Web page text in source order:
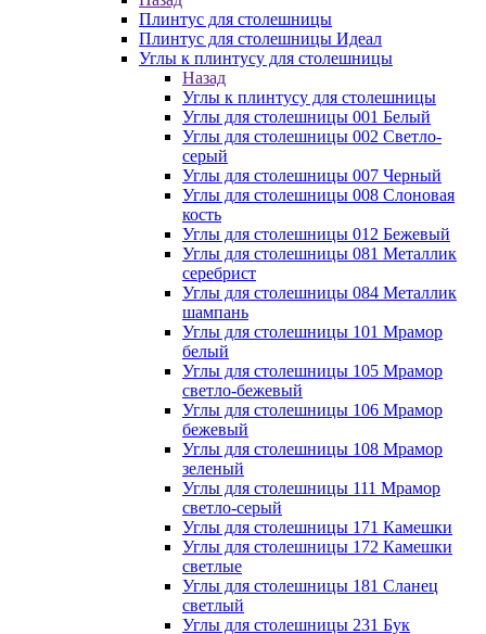
Плинтус для столешницы
Плинтус для столешницы Идеал
Углы к плинтусу для столешницы
Назад
Углы к плинтусу для столешницы
Углы для столешницы 001 Белый
Углы для столешницы 002 Светло-
серый
Углы для столешницы 007 Черный
Углы для столешницы 008 Слоновая
кость
Углы для столешницы 012 Бежевый
Углы для столешницы 081 Металлик
серебрист
Углы для столешницы 084 Металлик
шампань
Углы для столешницы 101 Мрамор
белый
Углы для столешницы 105 Мрамор
светло-бежевый
Углы для столешницы 106 Мрамор
бежевый
Углы для столешницы 108 Мрамор
зеленый
Углы для столешницы 111 Мрамор
светло-серый
Углы для столешницы 171 Камешки
Углы для столешницы 172 Камешки
светлые
Углы для столешницы 181 Сланец
светлый
Углы для столешницы 231 Бук